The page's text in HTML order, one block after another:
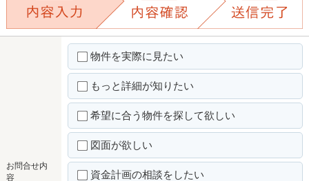
お問合せ内
容
物件を実際に見たい
もっと詳細が知りたい
希望に合う物件を探して欲しい
図面が欲しい
資金計画の相談をしたい